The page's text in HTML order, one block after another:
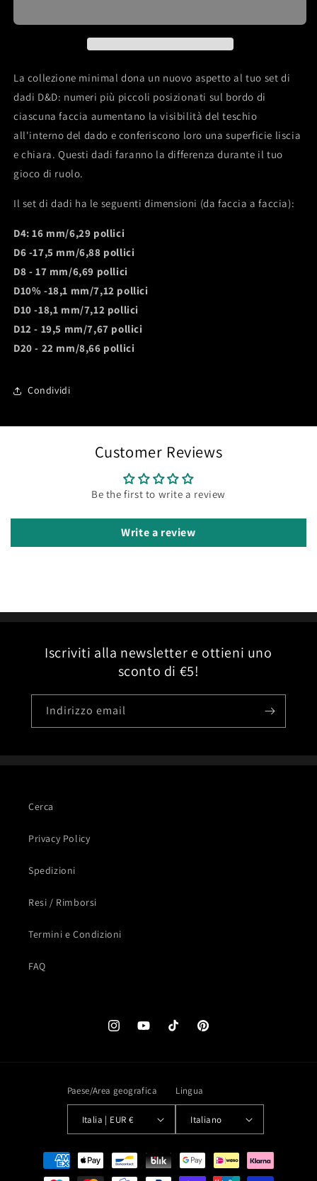
-
con
rosso
e
oro
-
con
rosso
e
oro
La collezione minimal dona un nuovo aspetto al tuo set di
dadi D&D: numeri più piccoli posizionati sul bordo di
ciascuna faccia aumentano la visibilità del teschio
all'interno del dado e conferiscono loro una superficie liscia
e chiara. Questi dadi faranno la differenza durante il tuo
gioco di ruolo.
Il set di dadi ha le seguenti dimensioni (da faccia a faccia):
D4: 16 mm/6,29 pollici
D6 -17,5 mm/6,88 pollici
D8 - 17 mm/6,69 pollici
D10% -18,1 mm/7,12 pollici
D10 -18,1 mm/7,12 pollici
D12 - 19,5 mm/7,67 pollici
D20 - 22 mm/8,66 pollici
Condividi
Customer Reviews
Be the first to write a review
Write a review
Iscriviti alla newsletter e ottieni uno
sconto di €5!
Indirizzo email
Cerca
Privacy Policy
Spedizioni
Resi / Rimborsi
Termini e Condizioni
FAQ
InstagramYouTubeTikTok Pinterest
Paese/Area geografica
Italia | EUR €
Lingua
Italiano
Metodi